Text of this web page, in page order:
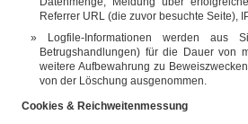
Referrer URL (die zuvor besuchte Seite),
Logfile-Informationen werden aus
Betrugshandlungen) für die Dauer von
weitere Aufbewahrung zu
von der Löschung ausgenommen.
Cookies & Reichweitenmessung